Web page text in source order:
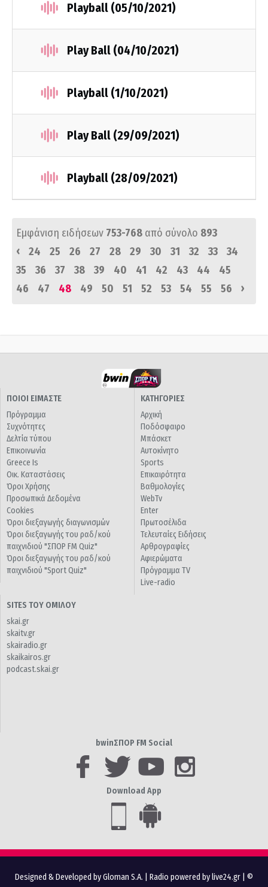
Playball (05/10/2021)
Play Ball (04/10/2021)
Playball (1/10/2021)
Play Ball (29/09/2021)
Playball (28/09/2021)
Εμφάνιση ειδήσεων 753-768 από σύνολο 893
‹
24 25 26 27 28 29 30 31 32 33
34
35
36 37 38 39 40 41 42 43 44
45
46
47 48 49 50 51 52 53 54 55 56 ›
ΠΟΙΟΙ ΕΙΜΑΣΤΕ
Πρόγραμμα
Συχνότητες
Δελτία τύπου
Επικοινωνία
Greece Is
Οικ. Καταστάσεις
Όροι Χρήσης
Προσωπικά Δεδομένα
Cookies
Όροι διεξαγωγής διαγωνισμών
Όροι διεξαγωγής του ραδ/κού
παιχνιδιού "ΣΠΟΡ FM Quiz"
Όροι διεξαγωγής του ραδ/κού
παιχνιδιού "Sport Quiz"
ΚΑΤΗΓΟΡΙΕΣ
Αρχική
Ποδόσφαιρο
Μπάσκετ
Αυτοκίνητο
Sports
Επικαιρότητα
Βαθμολογίες
WebTv
Enter
Πρωτοσέλιδα
Τελευταίες Ειδήσεις
Αρθρογραφίες
Αφιερώματα
Πρόγραμμα TV
Live-radio
SITES ΤΟΥ ΟΜΙΛΟΥ
skai.gr
skaitv.gr
skairadio.gr
skaikairos.gr
podcast.skai.gr
bwinΣΠΟΡ FM Social
Download App
Designed & Developed by Gloman S.A. Radio powered by live24.gr | ©